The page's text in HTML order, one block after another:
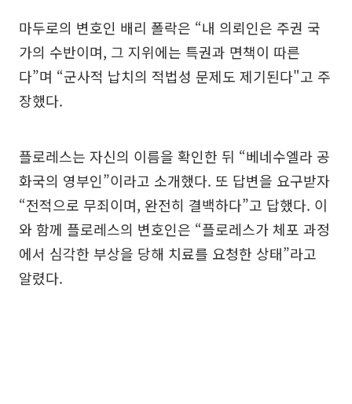
마두로의 변호인 배리 폴락은 “내 의뢰인은 주권 국
가의 수반이며, 그 지위에는 특권과 면책이 따른
다”며 “군사적 납치의 적법성 문제도 제기된다"고 주
장했다.
플로레스는 자신의 이름을 확인한 뒤 “베네수엘라 공
화국의 영부인”이라고 소개했다. 또 답변을 요구받자
“전적으로 무죄이며, 완전히 결백하다”고 답했다. 이
와 함께 플로레스의 변호인은 “플로레스가 체포 과정
에서 심각한 부상을 당해 치료를 요청한 상태”라고
알렸다.